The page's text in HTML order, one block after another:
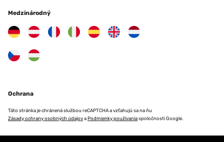
Medzinárodný
Ochrana
Táto stránka je chránená službou reCAPTCHA a vzťahujú sa na ňu
Zásady ochrany osobných údajovaPodmienky používaniaspoločnosti Google.